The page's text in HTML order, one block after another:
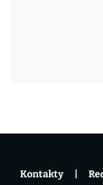
Kontakty